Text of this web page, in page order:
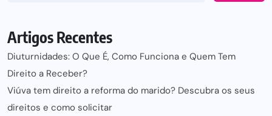
Artigos Recentes
Diuturnidades: O Que É, Como Funciona e Quem Tem
Direito a Receber?
Viúva tem direito a reforma do marido? Descubra os seus
direitos e como solicitar